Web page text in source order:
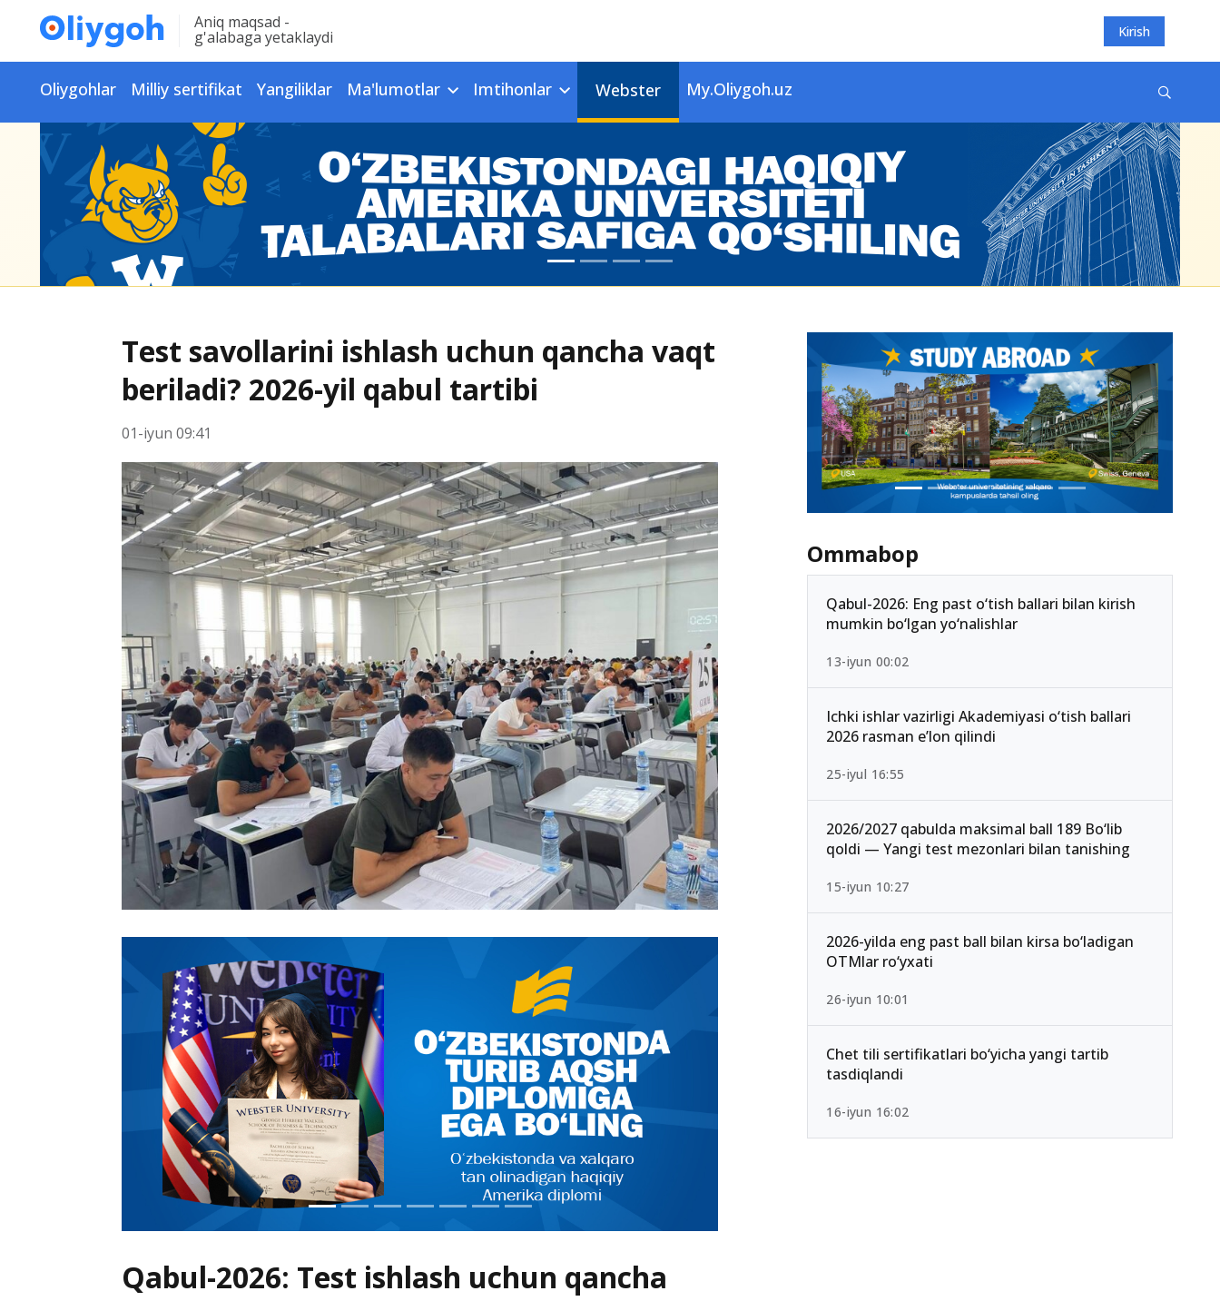
Aniq maqsad -
g'alabaga yetaklaydi Kirish
Oliygohlar Milliy sertifikat Yangiliklar Ma'lumotlar Imtihonlar Webster My.Oliygoh.uz
Test savollarini ishlash uchun qancha vaqt
beriladi? 2026-yil qabul tartibi
01-iyun 09:41
Qabul-2026: Test ishlash uchun qancha
Ommabop
Qabul-2026: Eng past o‘tish ballari bilan kirish
mumkin bo‘lgan yo‘nalishlar
13-iyun 00:02
Ichki ishlar vazirligi Akademiyasi o‘tish ballari
2026 rasman e’lon qilindi
25-iyul 16:55
2026/2027 qabulda maksimal ball 189 Bo‘lib
qoldi — Yangi test mezonlari bilan tanishing
15-iyun 10:27
2026-yilda eng past ball bilan kirsa bo‘ladigan
OTMlar ro‘yxati
26-iyun 10:01
Chet tili sertifikatlari bo‘yicha yangi tartib
tasdiqlandi
16-iyun 16:02